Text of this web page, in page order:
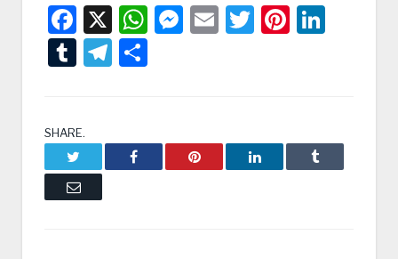
Facebook
X WhatsApp
Messenger
EmailTwitter
TumblrTelegram
SHARE.
Facebook Pinterest LinkedIn Tumblr
Email